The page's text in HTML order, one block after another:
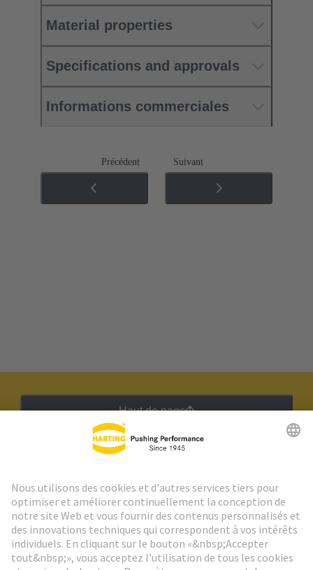
Material properties
Specifications and approvals
Informations commerciales
Précédent Suivant
Haut de page
Aller à l'inscription